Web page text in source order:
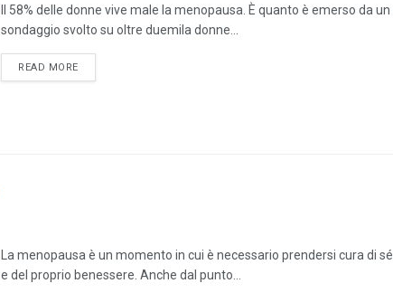
Il 58% delle donne vive male la menopausa. È quanto è emerso da un
sondaggio svolto su oltre duemila donne...
READ MOREDETAILS
La menopausa è un momento in cui è necessario prendersi cura di sé
e del proprio benessere. Anche dal punto...